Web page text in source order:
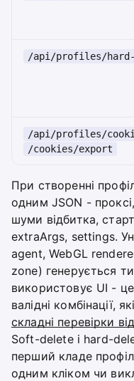
/api/profiles/
/api/profiles/
/cookies/export
При створенні
одним JSON -
шуми відбитка,
extraArgs, settings.
agent, WebGL
zone) генерується
використовує UI -
валідні комбінації,
складні перевірки
Soft-delete і hard-
перший кладе
одним кліком чи